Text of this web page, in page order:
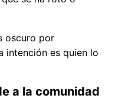
oscuro por
intención es quien lo
a la comunidad